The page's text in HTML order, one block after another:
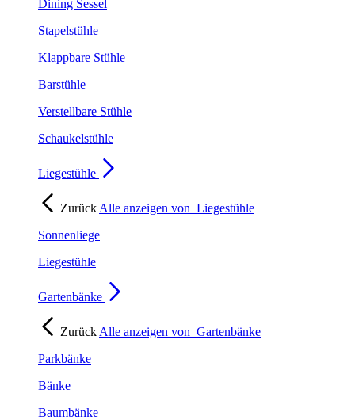
Dining Sessel
Stapelstühle
Klappbare Stühle
Barstühle
Verstellbare Stühle
Schaukelstühle
Liegestühle
Zurück Alle anzeigen von Liegestühle
Sonnenliege
Liegestühle
Gartenbänke
Zurück Alle anzeigen von Gartenbänke
Parkbänke
Bänke
Baumbänke